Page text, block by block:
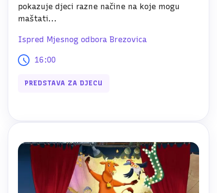
pokazuje djeci razne načine na koje mogu
maštati...
Ispred Mjesnog odbora Brezovica
16:00
PREDSTAVA ZA DJECU